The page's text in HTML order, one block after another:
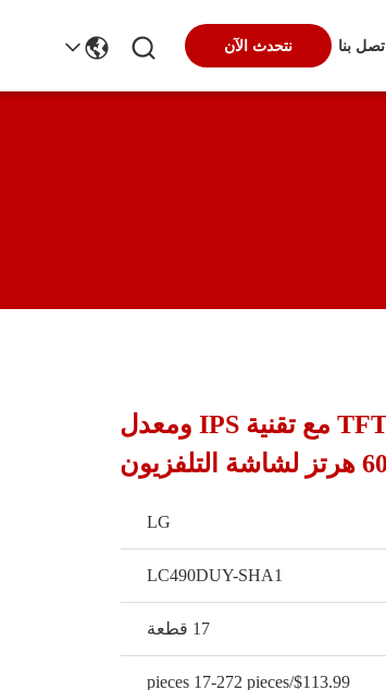
اتصل بنا نتحدث الآن
لوجي 49 بوصة لوحة TFT مع تقنية IPS ومعدل
LG
LC490DUY-SHA1
17 قطعة
$113.99/pieces 17-272 pieces